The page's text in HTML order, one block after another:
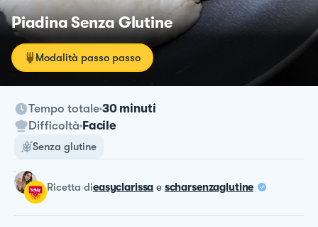
Piadina Senza Glutine
Modalità passo passo
Tempo totale 30 minuti
Difficoltà Facile
Senza glutine
ricetta dieasyclarissa e scharsenzaglutine